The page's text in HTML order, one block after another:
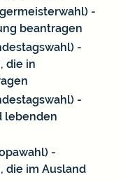
-
beantragen
-
die in
-
lebenden
-
die im Ausland